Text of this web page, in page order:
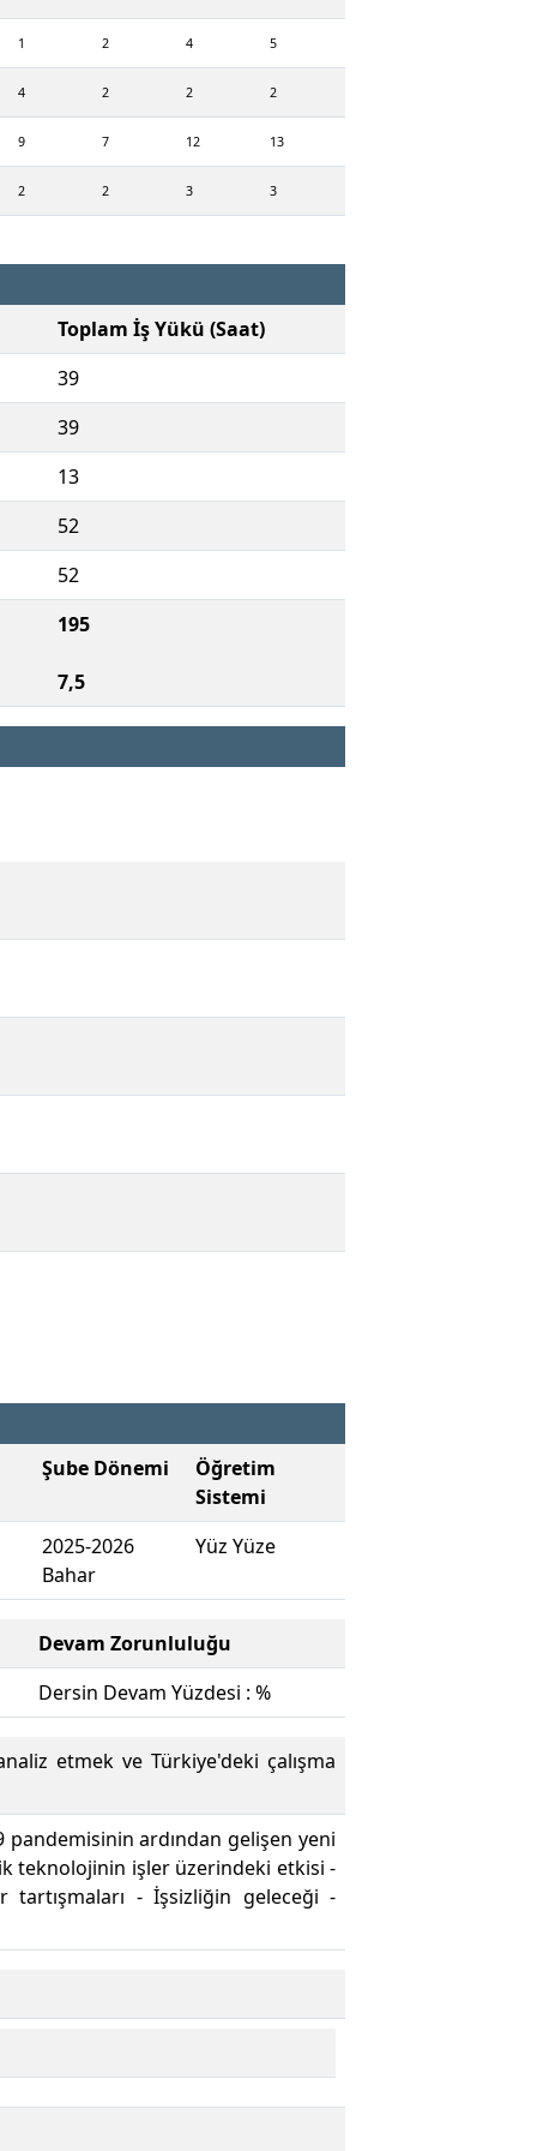
1 2 4 5
4 2 2 2
9 7 12 13
2 2 3 3
Toplam İş Yükü (Saat)
39
39
13
52
52
195
7,5
Şube Dönemi
Öğretim
Sistemi
2025-2026
Bahar
Yüz Yüze
Devam Zorunluluğu
Dersin Devam Yüzdesi : %
etmek ve Türkiye'deki çalışma
ardından gelişen yeni
teknolojinin işler üzerindeki etkisi -
- İşsizliğin geleceği -